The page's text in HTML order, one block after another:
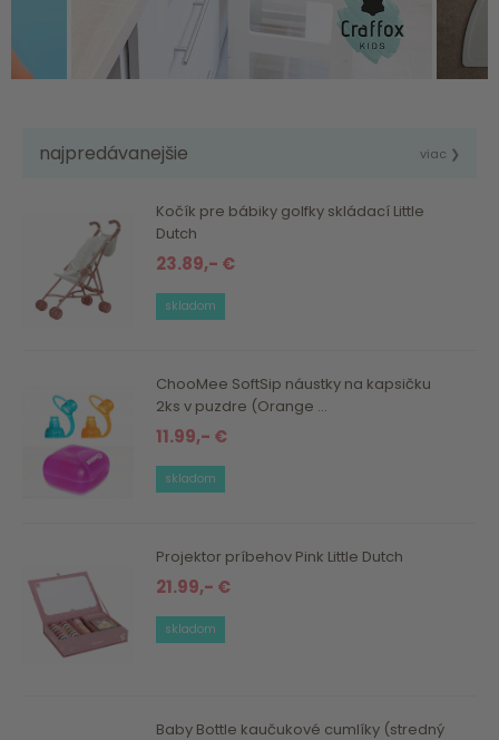
najpredávanejšie viac ❯
Kočík pre bábiky golfky skládací Little
Dutch
23.89,- €
skladom
ChooMee SoftSip náustky na kapsičku
2ks v puzdre (Orange ...
11.99,- €
skladom
Projektor príbehov Pink Little Dutch
21.99,- €
skladom
Baby Bottle kaučukové cumlíky (stredný